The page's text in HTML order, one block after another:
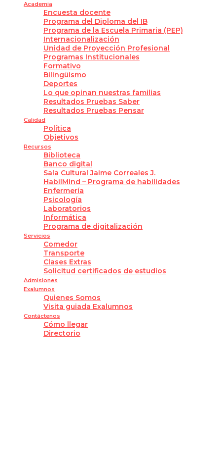
Academia
Encuesta docente
Programa del Diploma del IB
Programa de la Escuela Primaria (PEP)
Internacionalización
Unidad de Proyección Profesional
Programas Institucionales
Formativo
Bilingüismo
Deportes
Lo que opinan nuestras familias
Resultados Pruebas Saber
Resultados Pruebas Pensar
Calidad
Política
Objetivos
Recursos
Biblioteca
Banco digital
Sala Cultural Jaime Correales J.
HabilMind – Programa de habilidades
Enfermería
Psicología
Laboratorios
Informática
Programa de digitalización
Servicios
Comedor
Transporte
Clases Extras
Solicitud certificados de estudios
Admisiones
Exalumnos
Quienes Somos
Visita guiada Exalumnos
Contáctenos
Cómo llegar
Directorio